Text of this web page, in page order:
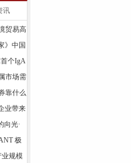
讯
贸易高
》中国
个IgA
市场需
靠什么
业带来
向光·
极
业规模